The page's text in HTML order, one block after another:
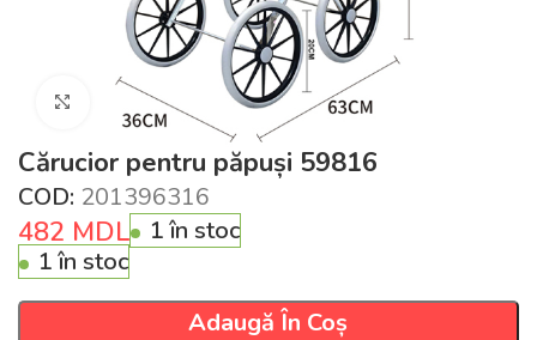
Click pentru a mări
Cărucior pentru păpuși 59816
COD: 201396316
482 MDL
1 în stoc
1 în stoc
Adaugă În Coș